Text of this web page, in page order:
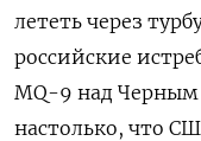
лететь через
российские
MQ-9 над
настолько, что